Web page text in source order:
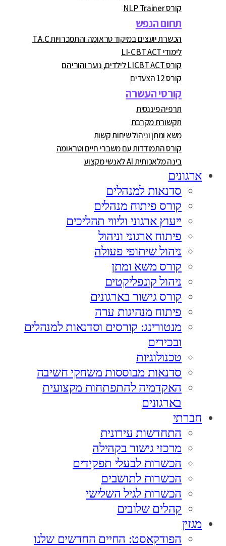
קורס NLP Trainer
תחום הנפש
הכשרת יועצים במיקוד טראומה והתמכרויות T.A.C
לימודי LI-CBT ACT
קורס LICBT ACT לילדים, נוער והוריהם
קורס 12 הצעדים
קורסי העשרה
תרפיה פיננסית
תקשורת מקרבת
משא ומתן וניהול שיחות קשות
קורס התמודדות עם משברי חיים וטראומה
בינה מלאכותית AI לאנשי מקצוע
ארגונים
סדנאות למנהלים
קורס פיתוח מנהלים
ייעוץ ארגוני וליווי תהליכים
פיתוח ארגוני וניהול
ניהול שיתופי פעולה
קורס משא ומתן
ניהול קונפליקטים
קורס גישור בארגונים
פיתוח מנהיגות ערה
מנטורינג: קורסים וסדנאות למנהלים
ובכירים
טכנולוגיות
סדנאות מבוססות משחקי חשיבה
האקדמיה להתפתחות מקצועית
בארגונים
חברתי
התחדשות עירונית
מרכזי גישור בקהילה
הכשרות לבעלי תפקידים
הכשרות לתושבים
הכשרות לגיל השלישי
קהלים שלובים
מגזין
הפודקאסט: החיים החדשים שלנו